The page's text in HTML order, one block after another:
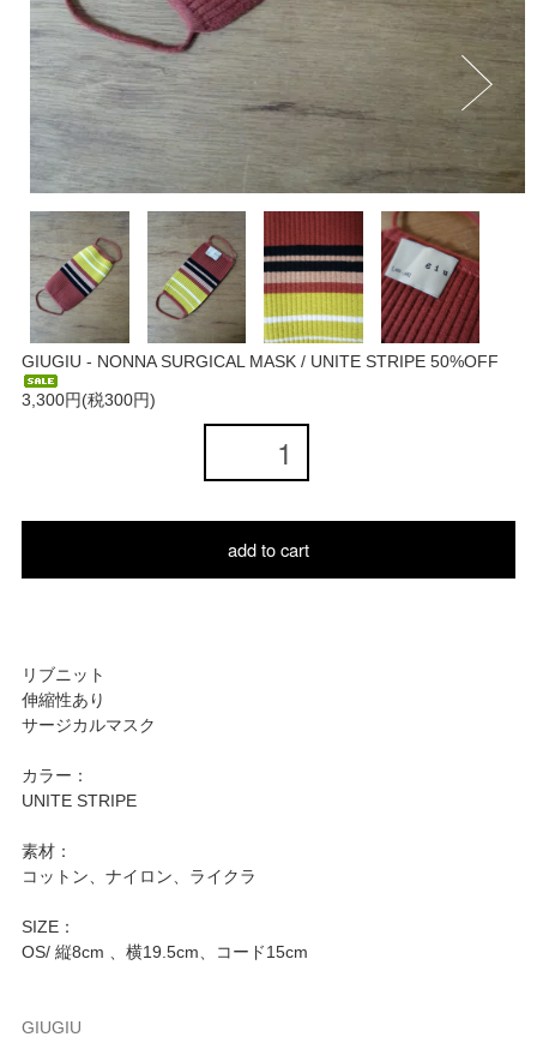
GIUGIU - NONNA SURGICAL MASK / UNITE STRIPE 50%OFF
3,300円(税300円)
add to cart
リブニット
伸縮性あり
サージカルマスク
カラー：
UNITE STRIPE
素材：
コットン、ナイロン、ライクラ
SIZE：
OS/ 縦8cm 、横19.5cm、コード15cm
GIUGIU